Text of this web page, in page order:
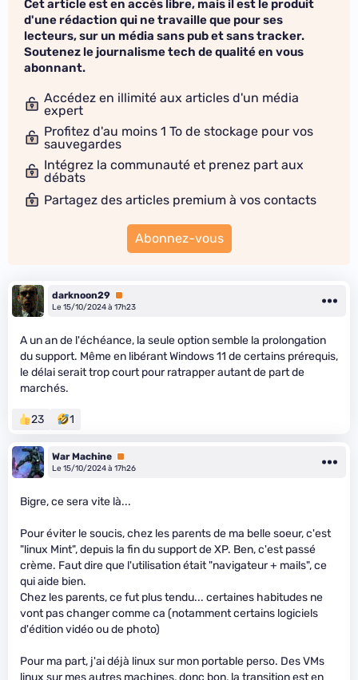
Cet article est en accès libre, mais il est le produit
d'une rédaction qui ne travaille que pour ses
lecteurs, sur un média sans pub et sans tracker.
Soutenez le journalisme tech de qualité en vous
abonnant.
Accédez en illimité aux articles d'un média
expert
Profitez d'au moins 1 To de stockage pour vos
sauvegardes
Intégrez la communauté et prenez part aux
débats
Partagez des articles premium à vos contacts
Abonnez-vous
darknoon29 Premium
Le 15/10/2024 à 17h23
A un an de l'échéance, la seule option semble la prolongation
du support. Même en libérant Windows 11 de certains prérequis,
le délai serait trop court pour ratrapper autant de part de
marchés.
23 1
War Machine Premium
Le 15/10/2024 à 17h26
Bigre, ce sera vite là...
Pour éviter le soucis, chez les parents de ma belle soeur, c'est
"linux Mint", depuis la fin du support de XP. Ben, c'est passé
crème. Faut dire que l'utilisation était "navigateur + mails", ce
qui aide bien.
Chez les parents, ce fut plus tendu... certaines habitudes ne
vont pas changer comme ca (notamment certains logiciels
d'édition vidéo ou de photo)
Pour ma part, j'ai déjà linux sur mon portable perso. Des VMs
linux sur mes autres machines, donc bon, la transition est en